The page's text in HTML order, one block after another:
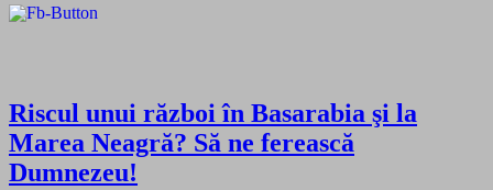
Riscul unui război în Basarabia şi la
Marea Neagră? Să ne ferească
Dumnezeu!